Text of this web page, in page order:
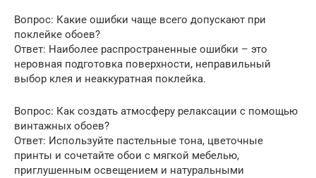
Вопрос: Какие ошибки чаще всего допускают при
поклейке обоев?
Ответ: Наиболее распространенные ошибки – это
неровная подготовка поверхности, неправильный
выбор клея и неаккуратная поклейка.
Вопрос: Как создать атмосферу релаксации с помощью
винтажных обоев?
Ответ: Используйте пастельные тона, цветочные
принты и сочетайте обои с мягкой мебелью,
приглушенным освещением и натуральными